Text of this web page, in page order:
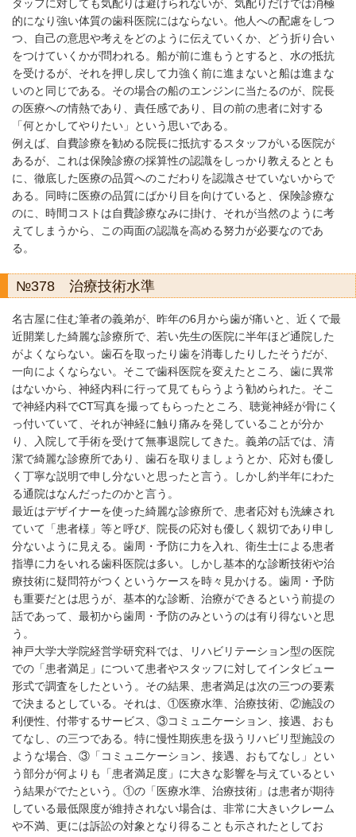
タッフに対しても気配りは避けられないが、気配りだけでは消極
的になり強い体質の歯科医院にはならない。他人への配慮をしつ
つ、自己の意思や考えをどのように伝えていくか、どう折り合い
をつけていくかが問われる。船が前に進もうとすると、水の抵抗
を受けるが、それを押し戻して力強く前に進まないと船は進まな
いのと同じである。その場合の船のエンジンに当たるのが、院長
の医療への情熱であり、責任感であり、目の前の患者に対する
「何とかしてやりたい」という思いである。
例えば、自費診療を勧める院長に抵抗するスタッフがいる医院が
あるが、これは保険診療の採算性の認識をしっかり教えるととも
に、徹底した医療の品質へのこだわりを認識させていないからで
ある。同時に医療の品質にばかり目を向けていると、保険診療な
のに、時間コストは自費診療なみに掛け、それが当然のように考
えてしまうから、この両面の認識を高める努力が必要なのであ
る。
№378 治療技術水準
名古屋に住む筆者の義弟が、昨年の6月から歯が痛いと、近くで最
近開業した綺麗な診療所で、若い先生の医院に半年ほど通院した
がよくならない。歯石を取ったり歯を消毒したりしたそうだが、
一向によくならない。そこで歯科医院を変えたところ、歯に異常
はないから、神経内科に行って見てもらうよう勧められた。そこ
で神経内科でCT写真を撮ってもらったところ、聴覚神経が骨にく
っ付いていて、それが神経に触り痛みを発していることが分か
り、入院して手術を受けて無事退院してきた。義弟の話では、清
潔で綺麗な診療所であり、歯石を取りましょうとか、応対も優し
く丁寧な説明で申し分ないと思ったと言う。しかし約半年にわた
る通院はなんだったのかと言う。
最近はデザイナーを使った綺麗な診療所で、患者応対も洗練され
ていて「患者様」等と呼び、院長の応対も優しく親切であり申し
分ないように見える。歯周・予防に力を入れ、衛生士による患者
指導に力をいれる歯科医院は多い。しかし基本的な診断技術や治
療技術に疑問符がつくというケースを時々見かける。歯周・予防
も重要だとは思うが、基本的な診断、治療ができるという前提の
話であって、最初から歯周・予防のみというのは有り得ないと思
う。
神戸大学大学院経営学研究科では、リハビリテーション型の医院
での「患者満足」について患者やスタッフに対してインタビュー
形式で調査をしたという。その結果、患者満足は次の三つの要素
で決まるとしている。それは、①医療水準、治療技術、②施設の
利便性、付帯するサービス、③コミュニケーション、接遇、おも
てなし、の三つである。特に慢性期疾患を扱うリハビリ型施設の
ような場合、③「コミュニケーション、接遇、おもてなし」とい
う部分が何よりも「患者満足度」に大きな影響を与えているとい
う結果がでたという。①の「医療水準、治療技術」は患者が期待
している最低限度が維持されない場合は、非常に大きいクレーム
や不満、更には訴訟の対象となり得ることも示されたとしてお